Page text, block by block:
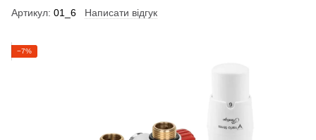
Артикул: 01_6 Написати відгук
−7%